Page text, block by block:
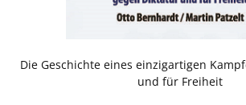
Die Geschichte eines einzigartigen
und für Freiheit